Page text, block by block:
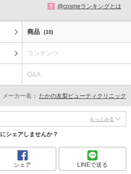
? @cosmeランキングとは
商品 (10)
コンテンツ
Q&A
メーカー名： たかの友梨ビューティクリニック
もっとみる
シェアしませんか？
シェア LINEで送る